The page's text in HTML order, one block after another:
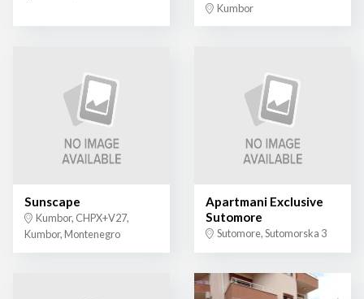
Kumbor
Sunscape
Kumbor, CHPX+V27,
Kumbor, Montenegro
Apartmani Exclusive
Sutomore
Sutomore, Sutomorska 3